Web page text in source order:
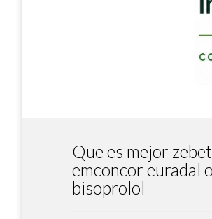
Que es mejor
emconcor euradal o
bisoprolol